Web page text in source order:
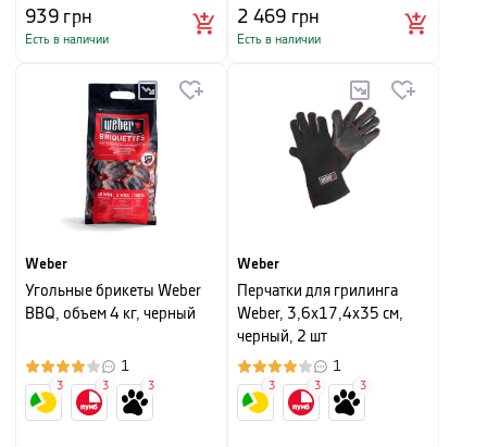
939грн
Есть в наличии
2 469 грн
Есть в наличии
Weber
Угольные брикеты Weber
BBQ, объем 4 кг, черный
1
3 3 3
Weber
Перчатки для грилинга
Weber, 3,6x17,4x35 см,
черный, 2 шт
1
3 3 3